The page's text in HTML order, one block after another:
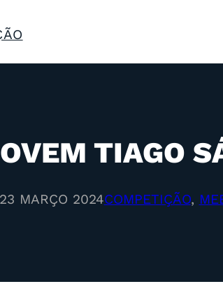
TIAGO
23 MARÇO 2024COMPETIÇÃO,